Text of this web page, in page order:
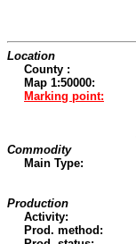
Location
County :
Map 1:50000:
Marking point:
Commodity
Main Type:
Production
Activity:
Prod. method: